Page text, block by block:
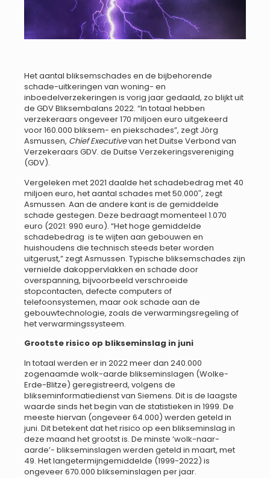
Het aantal bliksemschades en de bijbehorende
schade-uitkeringen van woning- en
inboedelverzekeringen is vorig jaar gedaald, zo blijkt uit
de GDV Bliksembalans 2022. “In totaal hebben
verzekeraars ongeveer 170 miljoen euro uitgekeerd
voor 160.000 bliksem- en piekschades”, zegt Jörg
Asmussen, Chief Executivevan het Duitse Verbond van
Verzekeraars GDV. de Duitse Verzekeringsvereniging
(GDV).
Vergeleken met 2021 daalde het schadebedrag met 40
miljoen euro, het aantal schades met 50.000″, zegt
Asmussen. Aan de andere kant is de gemiddelde
schade gestegen. Deze bedraagt momenteel 1.070
euro (2021: 990 euro). “Het hoge gemiddelde
schadebedrag is te wijten aan gebouwen en
huishoudens die technisch steeds beter worden
uitgerust,” zegt Asmussen. Typische bliksemschades zijn
vernielde dakoppervlakken en schade door
overspanning, bijvoorbeeld verschroeide
stopcontacten, defecte computers of
telefoonsystemen, maar ook schade aan de
gebouwtechnologie, zoals de verwarmingsregeling of
het verwarmingssysteem.
Grootste risico op blikseminslag in juni
In totaal werden er in 2022 meer dan 240.000
zogenaamde wolk-aarde blikseminslagen (Wolke-
Erde-Blitze) geregistreerd, volgens de
blikseminformatiedienst van Siemens. Dit is de laagste
waarde sinds het begin van de statistieken in 1999. De
meeste hiervan (ongeveer 64.000) werden geteld in
juni. Dit betekent dat het risico op een blikseminslag in
deze maand het grootst is. De minste ‘wolk-naar-
aarde’- blikseminslagen werden geteld in maart, met
49. Het langetermijngemiddelde (1999-2022) is
ongeveer 670.000 blikseminslagen per jaar.